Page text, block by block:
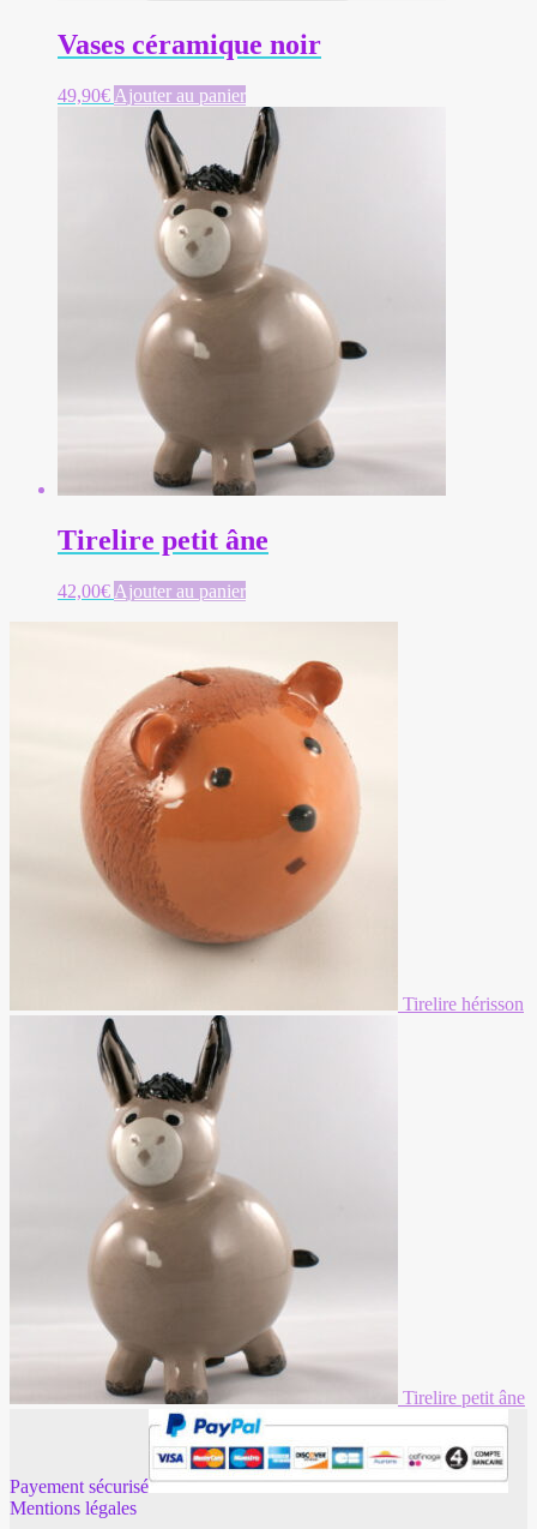
Vases céramique noir
49,90€ Ajouter au panier
Tirelire petit âne
42,00€ Ajouter au panier
Tirelire hérisson
Tirelire petit âne
Payement sécurisé
Mentions légales